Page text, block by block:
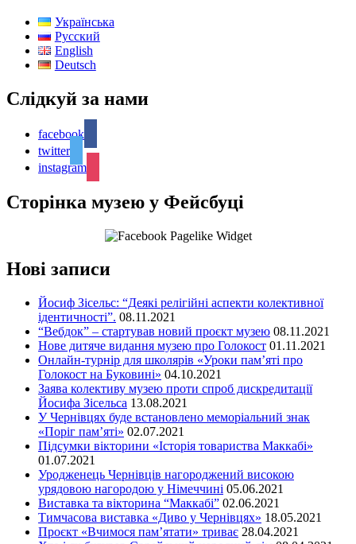
Українська
Русский
English
Deutsch
Слідкуй за нами
facebook
twitter
instagram
Сторінка музею у Фейсбуці
Нові записи
Йосиф Зісельс: “Деякі релігійні аспекти колективної
ідентичності”. 08.11.2021
“Вебдок” – стартував новий проєкт музею 08.11.2021
Нове дитяче видання музею про Голокост 01.11.2021
Онлайн-турнір для школярів «Уроки пам’яті про
Голокост на Буковині» 04.10.2021
Заява колективу музею проти спроб дискредитації
Йосифа Зісельса 13.08.2021
У Чернівцях буде встановлено меморіальний знак
«Поріг пам’яті» 02.07.2021
Підсумки вікторини «Історія товариства Маккабі»
01.07.2021
Уродженець Чернівців нагороджений високою
урядовою нагородою у Німеччині 05.06.2021
Виставка та вікторина “Маккабі” 02.06.2021
Тимчасова виставка «Диво у Чернівцях» 18.05.2021
Проєкт «Вчимося пам’ятати» триває 28.04.2021